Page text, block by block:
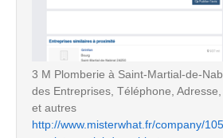
3 M Plomberie à Saint-Martial-de-
des Entreprises, Téléphone,
et autres
http://www.misterwhat.fr/company/